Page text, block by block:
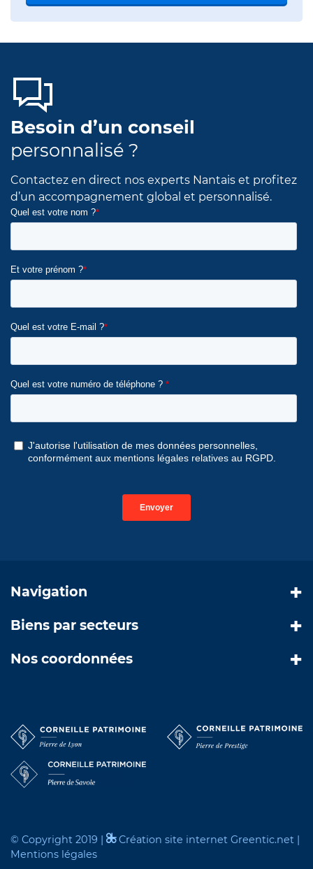
Besoin d’un conseil
personnalisé ?
Contactez en direct nos experts Nantais et profitez
d’un accompagnement global et personnalisé.
Navigation
Biens par secteurs
Nos coordonnées
© Copyright 2019 | Création site internet Greentic.net |
Mentions légales